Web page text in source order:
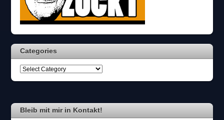
Categories
Bleib mit mir in Kontakt!